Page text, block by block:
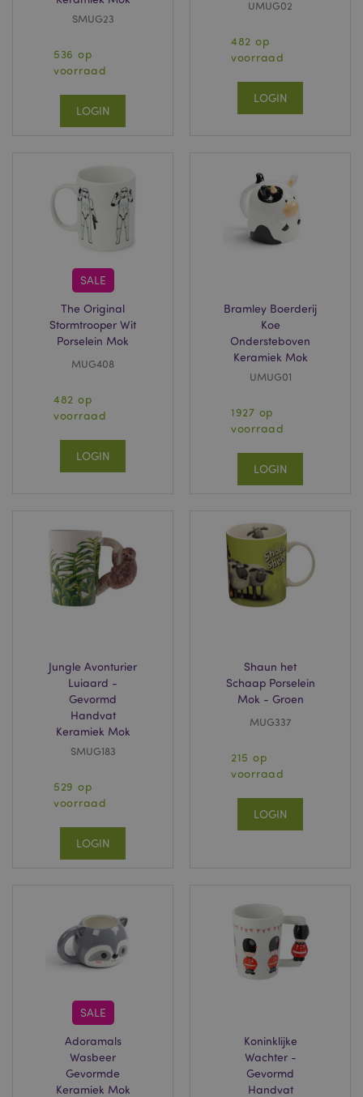
SMUG23
536 op
voorraad
LOGIN
UMUG02
482 op
voorraad
LOGIN
SALE
The Original
Stormtrooper Wit
Porselein Mok
MUG408
482 op
voorraad
LOGIN
Bramley Boerderij
Koe
Ondersteboven
Keramiek Mok
UMUG01
1927 op
voorraad
LOGIN
Jungle Avonturier
Luiaard -
Gevormd
Handvat
Keramiek Mok
SMUG183
529 op
voorraad
LOGIN
Shaun het
Schaap Porselein
Mok - Groen
MUG337
215 op
voorraad
LOGIN
SALE
Adoramals
Wasbeer
Gevormde
Keramiek Mok
Koninklijke
Wachter -
Gevormd
Handvat